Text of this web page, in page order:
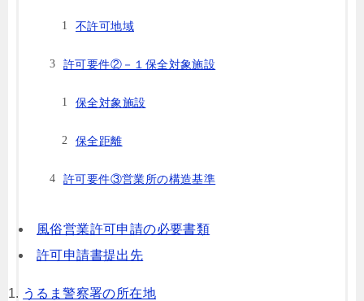
不許可地域
許可要件②－１保全対象施設
保全対象施設
保全距離
許可要件③営業所の構造基準
風俗営業許可申請の必要書類
許可申請書提出先
うるま警察署の所在地